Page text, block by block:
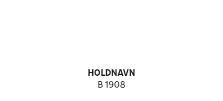
HOLDNAVN
B 1908